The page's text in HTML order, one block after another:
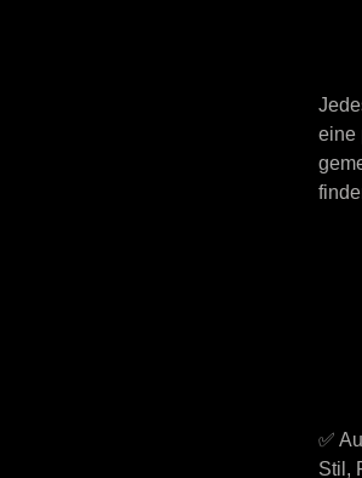
eine
✅
Stil,